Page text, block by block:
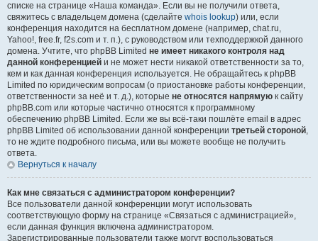
списке на странице «Наша команда». Если вы не получили ответа,
свяжитесь с владельцем домена (сделайте whois lookup) или, если
конференция находится на бесплатном домене (например, chat.ru,
Yahoo!, free.fr, f2s.com и т. п.), с руководством или техподдержкой данного
домена. Учтите, что phpBB Limited не имеет никакого контроля над
данной конференцией и не может нести никакой ответственности за то,
кем и как данная конференция используется. Не обращайтесь к phpBB
Limited по юридическим вопросам (о приостановке работы конференции,
ответственности за неё и т. д.), которые не относятся напрямую к сайту
phpBB.com или которые частично относятся к программному
обеспечению phpBB Limited. Если же вы всё-таки пошлёте email в адрес
phpBB Limited об использовании данной конференции третьей стороной,
то не ждите подробного письма, или вы можете вообще не получить
ответа.
Вернуться к началу
Как мне связаться с администратором конференции?
Все пользователи данной конференции могут использовать
соответствующую форму на странице «Связаться с администрацией»,
если данная функция включена администратором.
Зарегистрированные пользователи также могут воспользоваться